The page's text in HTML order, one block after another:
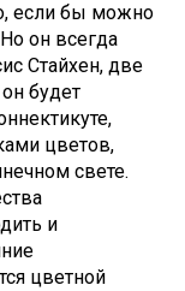
если бы можно
он всегда
Стайхен, две
будет
цветов,
свете.
и
цветной